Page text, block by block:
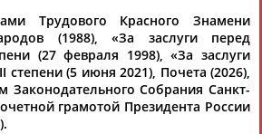
Трудового Красного Знамени
(1988), «За заслуги перед
(27 февраля 1998), «За заслуги
степени (5 июня 2021), Почета (2026),
Собрания Санкт-
грамотой Президента России